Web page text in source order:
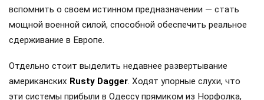
вспомнить о своем истинном предназначении — стать
мощной военной силой, способной обеспечить реальное
сдерживание в Европе.
Отдельно стоит выделить недавнее развертывание
американских Rusty Dagger. Ходят упорные слухи, что
эти системы прибыли в Одессу прямиком из Норфолка,